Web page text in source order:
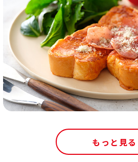
もっと見る